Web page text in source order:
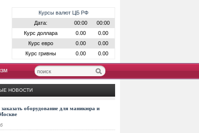
Курсы валют ЦБ РФ
Дата:
00:00
00:00
Курс доллара
0.00
0.00
Курс евро
0.00
0.00
Курс гривны
0.00 0.00
НОВОСТИ
оборудование для маникюра и